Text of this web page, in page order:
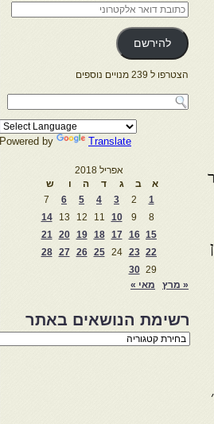
כתובת
דואר
אלקטרוני
להירשם
הצטרפו ל 239 מנויים נוספים
Powered by Translate
אפריל 2018
א
ב ג ד ה ו
ש
1
2
3
4
5
6
7
8
9
10
11
12
13
14
15
16
17
18
19
20
21
22
23
24
25
26
27
28
29
30
« מרץ
מאי »
רשימת הנושאים באתר
רשימת
הנושאים